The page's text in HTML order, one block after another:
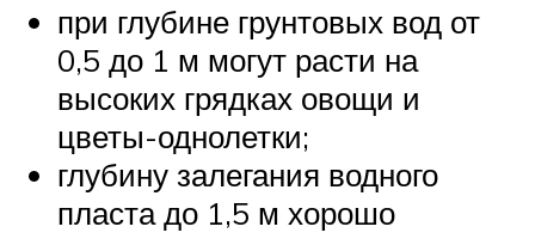
при глубине грунтовых вод от
0,5 до 1 м могут расти на
высоких грядках овощи и
цветы-однолетки;
глубину залегания водного
пласта до 1,5 м хорошо